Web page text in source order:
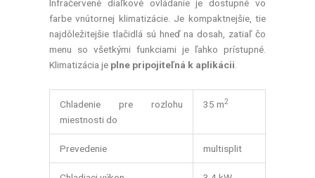
Infračervené diaľkové ovládanie je dostupné vo
farbe vnútornej klimatizácie. Je kompaktnejšie, tie
najdôležitejšie tlačidlá sú hneď na dosah, zatiaľ čo
menu so všetkými funkciami je ľahko prístupné.
Klimatizácia je plne pripojiteľná k aplikácii.
Chladenie pre rozlohu
miestnosti do
35 m2
Prevedenie multisplit